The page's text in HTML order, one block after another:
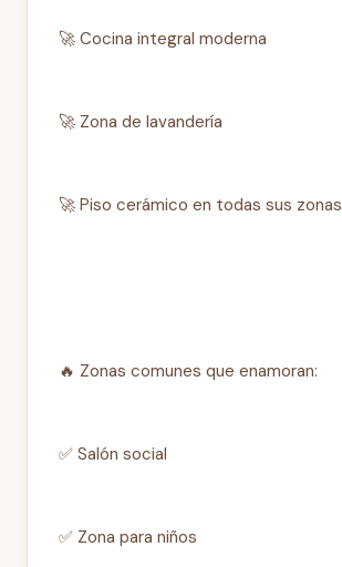
🚀 Cocina integral moderna
🚀 Zona de lavandería
🚀 Piso cerámico en todas sus zonas
🔥 Zonas comunes que enamoran:
✅ Salón social
✅ Zona para niños